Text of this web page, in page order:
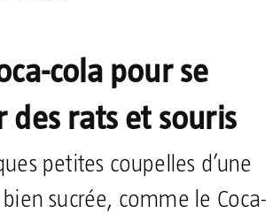
cola pour se
des rats et souris
petites coupelles d’une
sucrée, comme le Coca-